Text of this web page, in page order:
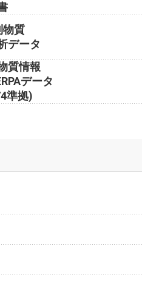
物質
データ
質情報
データ
準拠)